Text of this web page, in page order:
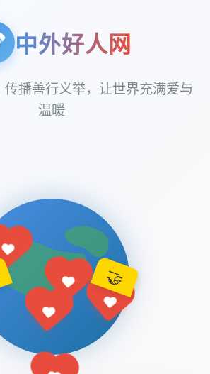
中外好人网
播善行义举，让世界充满爱与
温暖
🤝